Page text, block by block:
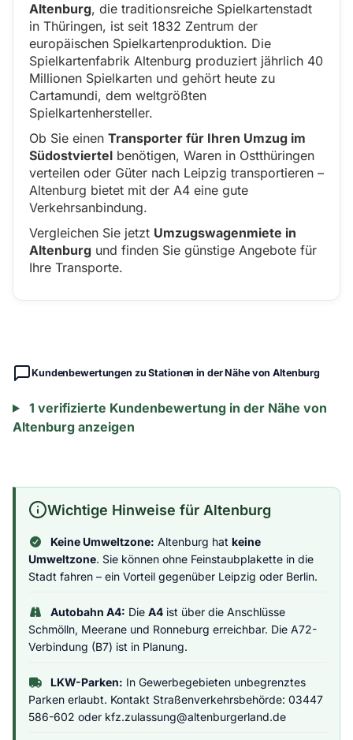
Altenburg, die traditionsreiche Spielkartenstadt
in Thüringen, ist seit 1832 Zentrum der
europäischen Spielkartenproduktion. Die
Spielkartenfabrik Altenburg produziert jährlich 40
Millionen Spielkarten und gehört heute zu
Cartamundi, dem weltgrößten
Spielkartenhersteller.
Ob Sie einen Transporter für Ihren Umzug im
Südostviertel benötigen, Waren in Ostthüringen
verteilen oder Güter nach Leipzig transportieren –
Altenburg bietet mit der A4 eine gute
Verkehrsanbindung.
Vergleichen Sie jetzt Umzugswagenmiete in
Altenburg und finden Sie günstige Angebote für
Ihre Transporte.
Kundenbewertungen zu Stationen in der Nähe von Altenburg
1 verifizierte Kundenbewertung in der Nähe von
Altenburg anzeigen
Wichtige Hinweise für Altenburg
Keine Umweltzone: Altenburg hat keine
Umweltzone. Sie können ohne Feinstaubplakette in die
Stadt fahren – ein Vorteil gegenüber Leipzig oder Berlin.
Autobahn A4: Die A4ist über die Anschlüsse
Schmölln, Meerane und Ronneburg erreichbar. Die A72-
Verbindung (B7) ist in Planung.
LKW-Parken: In Gewerbegebieten unbegrenztes
Parken erlaubt. Kontakt Straßenverkehrsbehörde: 03447
586-602 oder kfz.zulassung@altenburgerland.de